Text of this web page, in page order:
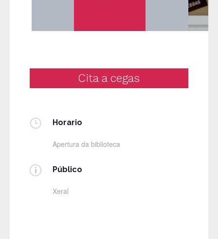
Cita a cegas
} Horario
Apertura da biblioteca
p Público
Xeral